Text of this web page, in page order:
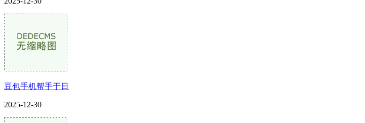
豆包手机帮手于日
2025-12-30